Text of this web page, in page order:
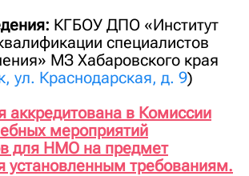
КГБОУ ДПО «Институт
специалистов
МЗ Хабаровского края
ул. Краснодарская, д. 9)
аккредитована в Комиссии
мероприятий
для НМО на предмет
установленным требованиям.